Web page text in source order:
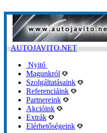
AUTOJAVITO.NET
Nyitó
Magunkról
Szolgáltatásaink
Referenciáink
Partnereink
Akcióink
Extrák
Elérhetőségeink